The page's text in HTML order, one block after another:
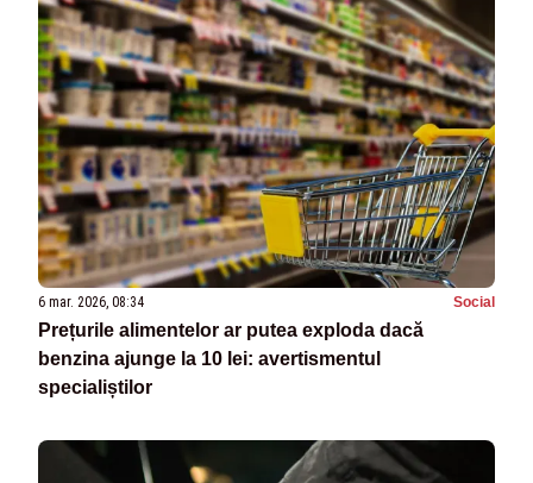
6 mar. 2026, 08:34 Social
Prețurile alimentelor ar putea exploda dacă
benzina ajunge la 10 lei: avertismentul
specialiștilor